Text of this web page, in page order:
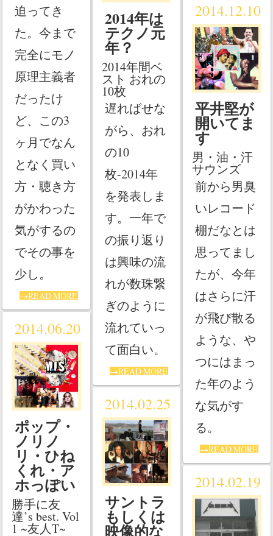
迫ってき
た。今まで
完全にモノ
原理主義者
だったけ
ど、この3
ヶ月でなん
となく買い
方・聴き方
がかわった
気がするの
でその事を
少し。
→READ MORE
2014年は
テクノ元
年？
2014年間ベ
スト おれの
10枚
遅ればせな
がら、おれ
の10
枚-2014年
を発表しま
す。一年で
の振り返り
は興味の流
れが数珠繋
ぎのように
流れていっ
て面白い。
→READ MORE
2014.12.10
平井堅が
開いてま
す
男・油・汗
サウンズ
前から男臭
いレコード
棚だなとは
思ってまし
たが、今年
はさらに汗
が飛び散る
ような、や
つにはまっ
た年のよう
な気がす
る。
→READ MORE
2014.06.20
ポップ・
ノリノ
リ・ひね
くれ・ア
ホっぽい
勝手に友
達’s best. Vol
1 ~友人T~
2014.02.25
サントラ
もしくは
映像的な
2014.02.19